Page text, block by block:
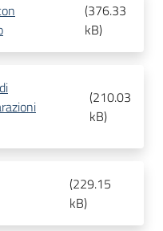
(376.33
kB)
(210.03
kB)
(229.15
kB)